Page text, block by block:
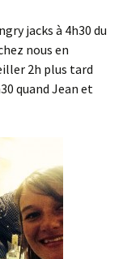
jacks à 4h30 du
nous en
2h plus tard
quand Jean et